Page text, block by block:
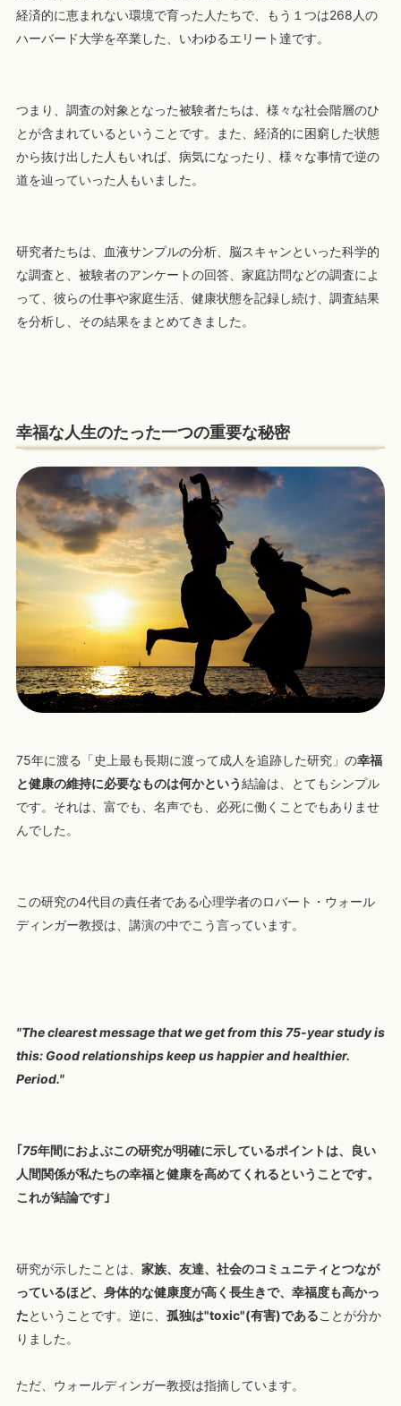
経済的に恵まれない環境で育った人たちで、もう１つは268人の
ハーバード大学を卒業した、いわゆるエリート達です。
つまり、調査の対象となった被験者たちは、様々な社会階層のひ
とが含まれているということです。また、経済的に困窮した状態
から抜け出した人もいれば、病気になったり、様々な事情で逆の
道を辿っていった人もいました。
研究者たちは、血液サンプルの分析、脳スキャンといった科学的
な調査と、被験者のアンケートの回答、家庭訪問などの調査によ
って、彼らの仕事や家庭生活、健康状態を記録し続け、調査結果
を分析し、その結果をまとめてきました。
幸福な人生のたった一つの重要な秘密
75年に渡る「史上最も長期に渡って成人を追跡した研究」の幸福
と健康の維持に必要なものは何かという結論は、とてもシンプル
です。それは、富でも、名声でも、必死に働くことでもありませ
んでした。
この研究の4代目の責任者である心理学者のロバート・ウォール
ディンガー教授は、講演の中でこう言っています。
"The clearest message that we get from this 75-year study is
this: Good relationships keep us happier and healthier.
Period."
｢75年間におよぶこの研究が明確に示しているポイントは、良い
人間関係が私たちの幸福と健康を高めてくれるということです。
これが結論です｣
研究が示したことは、 家族、友達、社会のコミュニティとつなが
っているほど、身体的な健康度が高く長生きで、幸福度も高かっ
たということです。逆に、 孤独は"toxic"(有害)であることが分か
りました。
ただ、ウォールディンガー教授は指摘しています。